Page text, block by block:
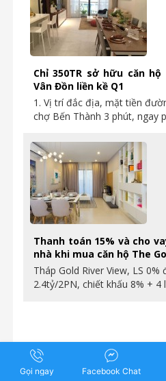
Chỉ 350TR sở hữu căn
Vân Đồn liền kề Q1
1. Vị trí đắc địa, mặt tiền
chợ Bến Thành 3 phút, ngay
Thanh toán 15% và cho
nhà khi mua căn hộ The
Tháp Gold River View, LS 0%
2.4tỷ/2PN, chiết khấu 8% +
Gọi ngay Facebook Chat